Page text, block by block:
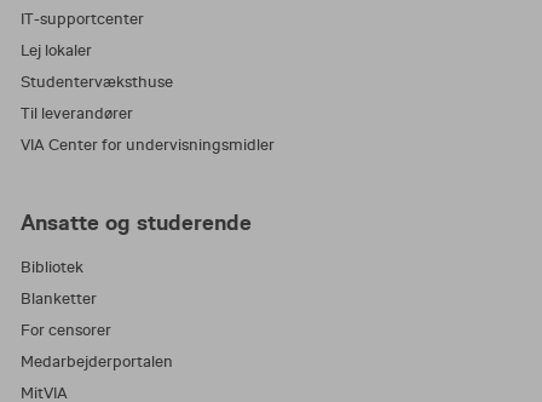
IT-supportcenter
Lej lokaler
Studentervæksthuse
Til leverandører
VIA Center for undervisningsmidler
Ansatte og studerende
Bibliotek
Blanketter
For censorer
Medarbejderportalen
MitVIA